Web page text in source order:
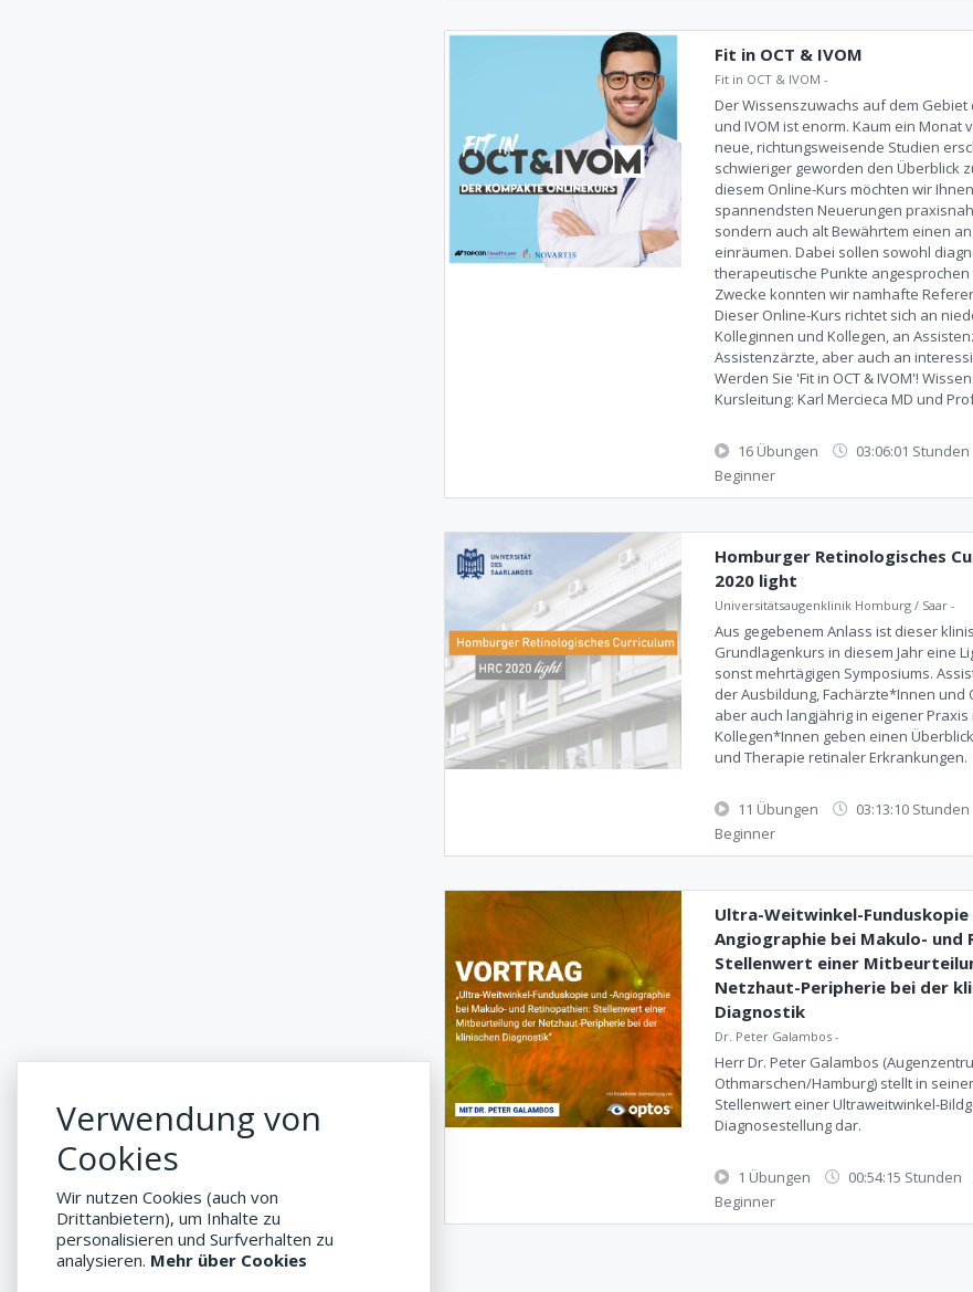
Fit in OCT & IVOM
Fit in OCT & IVOM -
Der Wissenszuwachs auf dem Gebiet
und IVOM ist enorm. Kaum ein Monat
neue, richtungsweisende Studien
schwieriger geworden den Überblick
diesem Online-Kurs möchten wir
spannendsten Neuerungen
sondern auch alt Bewährtem einen
einräumen. Dabei sollen sowohl
therapeutische Punkte angesprochen
Zwecke konnten wir namhafte
Dieser Online-Kurs richtet sich an
Kolleginnen und Kollegen, an
Assistenzärzte, aber auch an
Werden Sie 'Fit in OCT & IVOM'!
Kursleitung: Karl Mercieca MD und
16 Übungen 03:06:01 Stunden
Beginner
Homburger Retinologisches
2020 light
Universitätsaugenklinik Homburg / Saar-
Aus gegebenem Anlass ist dieser
Grundlagenkurs in diesem Jahr eine
sonst mehrtägigen Symposiums.
der Ausbildung, Fachärzte*Innen
aber auch langjährig in eigener
Kollegen*Innen geben einen
und Therapie retinaler Erkrankungen.
11 Übungen 03:13:10 Stunden
Beginner
Ultra-Weitwinkel-Funduskopie
Angiographie bei Makulo- und
Stellenwert einer
Netzhaut-Peripherie bei der
Diagnostik
Dr. Peter Galambos-
Herr Dr. Peter Galambos
Othmarschen/Hamburg) stellt in
Stellenwert einer Ultraweitwinkel-
Diagnosestellung dar.
1 Übungen 00:54:15 Stunden
Beginner
Verwendung von
Cookies
Wir nutzen Cookies (auch von
Drittanbietern), um Inhalte zu
personalisieren und Surfverhalten zu
analysieren. Mehr über Cookies